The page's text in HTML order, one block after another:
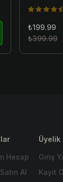
₺199.99
₺399.99
Hesap
Al
Üyelik
Giriş
Kayıt